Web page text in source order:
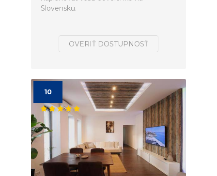
Slovensku.
OVERIŤ DOSTUPNOSŤ
10